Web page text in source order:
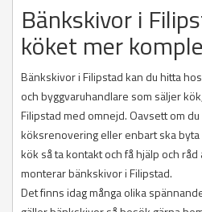
Bänkskivor i
köket mer
Bänkskivor i Filipstad kan du hitta
och byggvaruhandlare som säljer
Filipstad med omnejd. Oavsett om
köksrenovering eller enbart ska
kök så ta kontakt och få hjälp och
monterar bänkskivor i Filipstad.
Det finns idag många olika